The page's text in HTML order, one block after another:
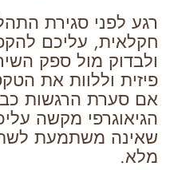
רגע לפני סגירת
חקלאית, עליכם
ולבדוק מול ספק
פיזית וללוות את
אם סערת הרגשות
הגיאוגרפי מקשה
שאינה משתמעת
מלא.